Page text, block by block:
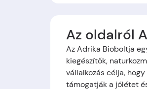
Az oldalról
Az Adrika Bioboltja
kiegészítők,
vállalkozás célja,
támogatják a jólétet